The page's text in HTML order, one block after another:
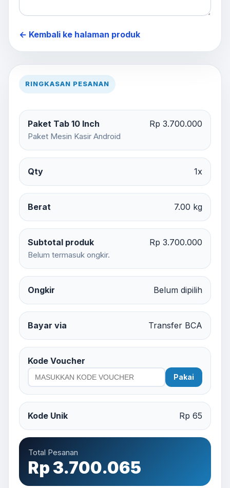
← Kembali ke halaman produk
RINGKASAN PESANAN
Paket Tab 10 Inch
Paket Mesin Kasir Android
Rp 3.700.000
Qty 1x
Berat 7.00 kg
Subtotal produk
Belum termasuk ongkir.
Rp 3.700.000
Ongkir Belum dipilih
Bayar via Transfer BCA
Kode Voucher
Pakai
Kode Unik Rp 65
Total Pesanan
Rp 3.700.065